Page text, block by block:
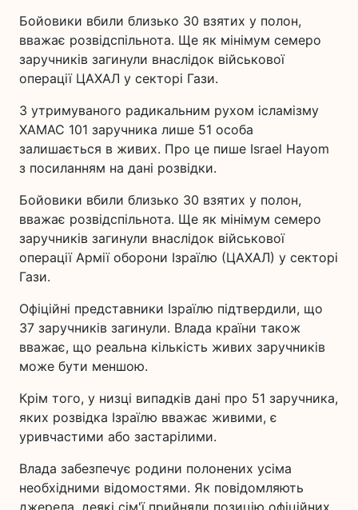
Бойовики вбили близько 30 взятих у полон,
вважає розвідспільнота. Ще як мінімум семеро
заручників загинули внаслідок військової
операції ЦАХАЛ у секторі Гази.
З утримуваного радикальним рухом ісламізму
ХАМАС 101 заручника лише 51 особа
залишається в живих. Про це пише Israel Hayom
з посиланням на дані розвідки.
Бойовики вбили близько 30 взятих у полон,
вважає розвідспільнота. Ще як мінімум семеро
заручників загинули внаслідок військової
операції Армії оборони Ізраїлю (ЦАХАЛ) у секторі
Гази.
Офіційні представники Ізраїлю підтвердили, що
37 заручників загинули. Влада країни також
вважає, що реальна кількість живих заручників
може бути меншою.
Крім того, у низці випадків дані про 51 заручника,
яких розвідка Ізраїлю вважає живими, є
уривчастими або застарілими.
Влада забезпечує родини полонених усіма
необхідними відомостями. Як повідомляють
джерела, деякі сім'ї прийняли позицію офіційних